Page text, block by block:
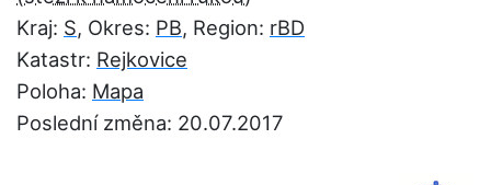
Kraj: S, Okres: PB, Region: rBD
Katastr: Rejkovice
Poloha: Mapa
Poslední změna: 20.07.2017